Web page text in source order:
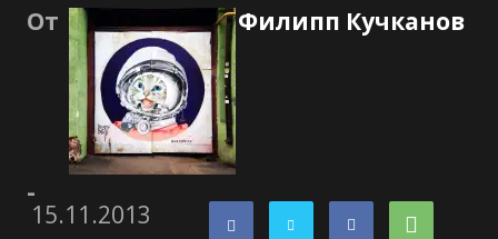
От Филипп Кучканов
-
15.11.2013